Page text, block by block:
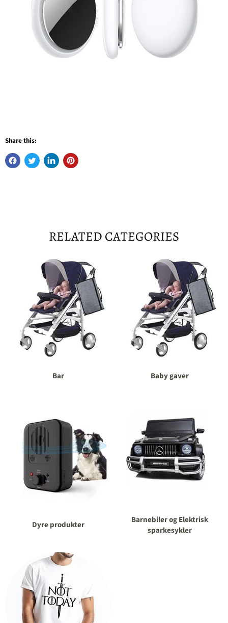
Share this:
RELATED CATEGORIES
Bar Baby gaver
Dyre produkter
Barnebiler og Elektrisk
sparkesykler